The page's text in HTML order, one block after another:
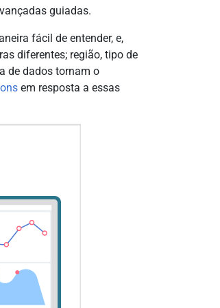
guiadas.
fácil de entender, e,
diferentes; região, tipo de
de dados tornam o
em resposta a essas